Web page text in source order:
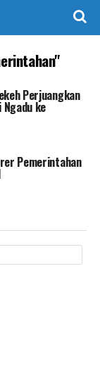
Perjuangkan
ke
Pemerintahan